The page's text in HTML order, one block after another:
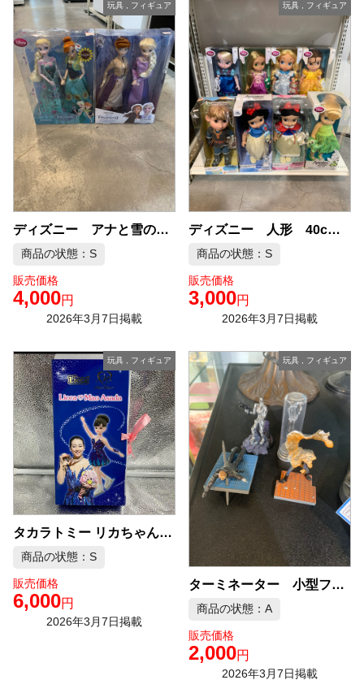
玩具, フィギュア
ディズニー アナと雪の女王 人形 1点 中古品販売
商品の状態：S
販売価格
4,000円
2026年3月7日掲載
玩具 , フィギュア
ディズニー 人形 40cm ドール 1点 中古品販売
商品の状態：S
販売価格
3,000円
2026年3月7日掲載
玩具, フィギュア
タカラトミー リカちゃん 浅田真央 コラボ人形 中古品販売
商品の状態：S
販売価格
6,000円
2026年3月7日掲載
玩具 フィギュア
ターミネーター 小型フィギュア 4セット 中古品販売
商品の状態：A
販売価格
2,000円
2026年3月7日掲載